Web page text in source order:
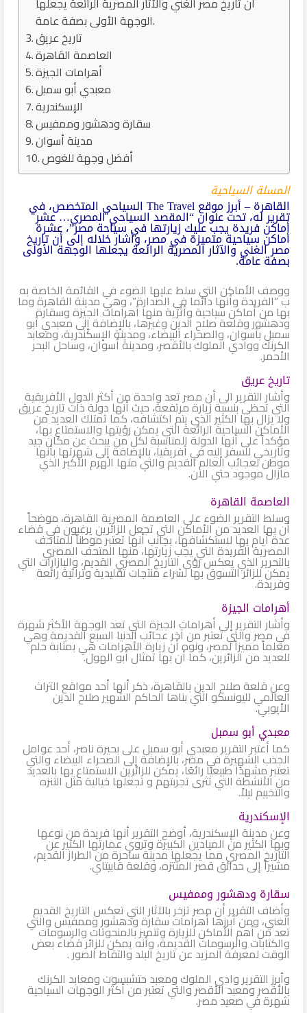
الوجهة الأولى بصفة عامة.
تاريخ عريق
العاصمة القاهرة
أهرامات الجيزة
معبدي أبو سمبل
الإسكندرية
سقارة ودهشور وممفيس
مدينة أسوان
أفضل وجهة للغوص
المسلة السياحية
القاهرة – أبرز موقع The Travel السياحي المتخصص، في
تقرير له، تحت عنوان “المقصد السياحي المصري… عشر
أماكن فريدة يجب عليك زيارتها في سياحة مصر”، عشرة
أماكن سياحية متميزة في مصر، وأشار خلاله إلى أن تاريخ
مصر الغني والآثار المصرية الرائعة يجعلها الوجهة الأولى
بصفة عامة.
ووصف الأماكن التي سلط عليها الضوء في القائمة الخاصة به
ب “الفريدة وأنها دائما في الصدارة”، وهي مدينة القاهرة وما
بها من أماكن سياحية وأثرية منها أهرامات الجيزة وسقارة
ودهشور وقلعة صلاح الدين وغيرها، بالإضافة إلى معبدي أبو
سمبل بأسوان، والصحراء البيضاء، ومدينة الإسكندرية، ومعابد
الكرنك ووادي الملوك بالأقصر، ومدينة أسوان، وساحل البحر
الأحمر.
تاريخ عريق
وأشار التقرير الى أن مصر تعد واحدة من أكثر الدول الأفريقية
التي تحظى بنسبة زيارة مرتفعة، حيث أنها دولة ذات تاريخ عريق
ولا يزال بها الكثير الذي يتم اكتشافه، كما تمتلك العديد من
الأماكن السياحية الرائعة التي يمكن رؤيتها والاستمتاع بها،
مؤكداً على أنها الدولة المناسبة لكل من يبحث عن مكان جيد
وتاريخي للسفر إليه في أفريقيا، بالإضافة إلى شهرتها بأنها
موطن لعجائب العالم القديم والتي منها الهرم الأكبر الذي
مازال موجود حتي الان.
العاصمة القاهرة
وسلط التقرير الضوء على العاصمة المصرية القاهرة، موضحاً
أن بها العديد من الأماكن التي تجعل الزائرين يرغبون في قضاء
عدة أيام بها لاستكشافها، بجانب أنها تعتبر موطناً للمتاحف
المصرية الفريدة التي يجب زيارتها، منها المتحف المصري
بالتحرير الذي يعكس رؤى التاريخ المصري القديم، والبازارات التي
يمكن للزائر التسوق بها لشراء منتجات تقليدية وتراثية رائعة
وفريدة.
أهرامات الجيزة
وأشار التقرير إلى أهرامات الجيزة التي تعد الوجهة الأكثر شهرة
في مصر والتي تعتبر من آخر عجائب الدنيا السبع القديمة وهي
معلماً مميزاً لمصر، ونوه أن زيارة الأهرامات هي بمثابة حلم
للعديد من الزائرين، كما أن بها تمثال أبو الهول.
وعن قلعة صلاح الدين بالقاهرة، ذكر أنها أحد مواقع التراث
العالمي لليونسكو التي بناها الحاكم الشهير صلاح الدين
الأيوبي.
معبدي أبو سمبل
كما أعتبر التقرير معبدي أبو سمبل على بحيرة ناصر، أحد عوامل
الجذب الشهيرة في مصر، بالإضافة إلى الصحراء البيضاء والتي
تعتبر مشهدًا طبيعيًا رائعًا، يمكن للزائرين الاستمتاع بها بالعديد
من الأنشطة التي تثرى تجربتهم و تجعلها خيالية مثل التنزه
والتخييم ليلاً.
الإسكندرية
وعن مدينة الإسكندرية، أوضح التقرير أنها فريدة من نوعها
وبها الكثير من الميادين الكبيرة وتروي عمارتها الكثير عن
التاريخ المصري مما يجعلها مدينة ساحرة من الطراز القديم،
مشيراً إلى حدائق قصر المنتزه، وقلعة قابيتاي.
سقارة ودهشور وممفيس
وأضاف التقرير أن مصر تزخر بالآثار التي تعكس التاريخ القديم
الغني، ومن أبرزها أهرامات سقارة ودهشور وممفيس والتي
تعد من أهم الأماكن للزيارة وتتميز بالمنحوتات والرسومات
والكتابات والرسومات القديمة، وأنه يمكن للزائر قضاء بعض
الوقت لمعرفة المزيد عن تاريخ البلد والتقاط الصور .
وأبرز التقرير وادي الملوك ومعبد حتشبسوت ومعابد الكرنك
بالأقصر ومعبد الأقصر والتي تعتبر من أكثر الوجهات السياحية
شهرة في صعيد مصر.